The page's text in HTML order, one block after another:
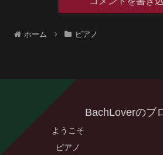
ホーム ピアノ
BachLoverのブ
ようこそ
ピアノ